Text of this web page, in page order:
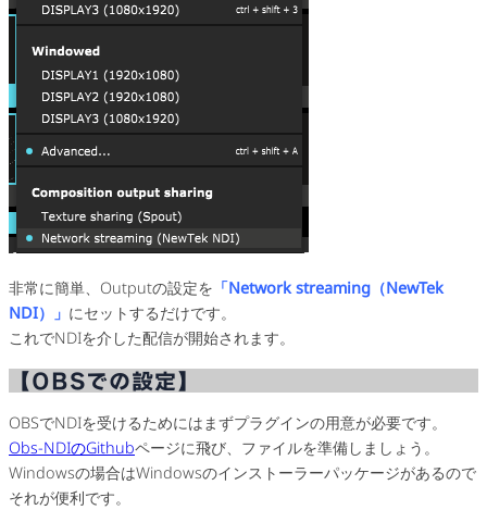
非常に簡単、Outputの設定を 「Network streaming（NewTek
NDI）」 にセットするだけです。
これでNDIを介した配信が開始されます。
【OBSでの設定】
OBSでNDIを受けるためにはまずプラグインの用意が必要です。
Obs-NDIのGithubページに飛び、ファイルを準備しましょう。
Windowsの場合はWindowsのインストーラーパッケージがあるので
それが便利です。